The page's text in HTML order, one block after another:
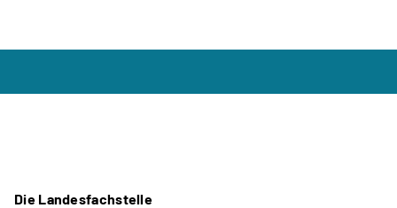
Die Landesfachstelle